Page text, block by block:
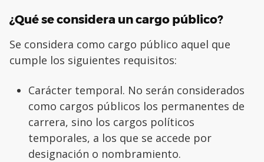
¿Qué se considera un cargo público?
Se considera como cargo público aquel que
cumple los siguientes requisitos:
Carácter temporal. No serán considerados
como cargos públicos los permanentes de
carrera, sino los cargos políticos
temporales, a los que se accede por
designación o nombramiento.